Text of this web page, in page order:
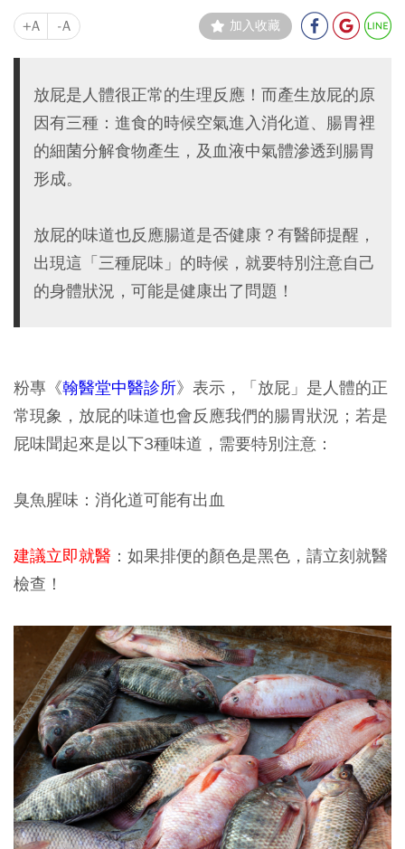
+A -A 加入收藏
放屁是人體很正常的生理反應！而產生放屁的原
因有三種：進食的時候空氣進入消化道、腸胃裡
的細菌分解食物產生，及血液中氣體滲透到腸胃
形成。
放屁的味道也反應腸道是否健康？有醫師提醒，
出現這「三種屁味」的時候，就要特別注意自己
的身體狀況，可能是健康出了問題！
粉專《翰醫堂中醫診所》表示，「放屁」是人體的正
常現象，放屁的味道也會反應我們的腸胃狀況；若是
屁味聞起來是以下3種味道，需要特別注意：
臭魚腥味：消化道可能有出血
建議立即就醫 ：如果排便的顏色是黑色，請立刻就醫
檢查！